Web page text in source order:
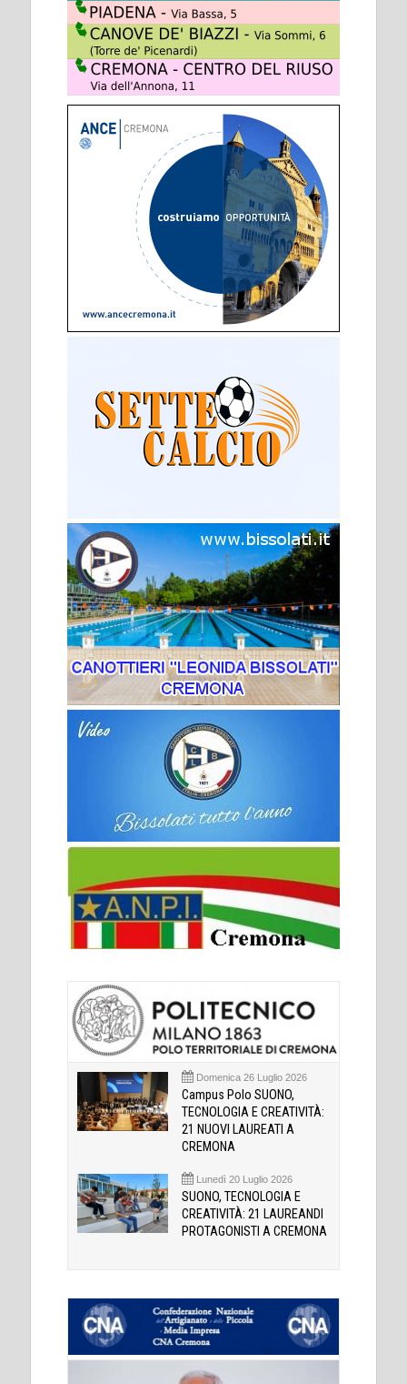
Domenica 26 Luglio 2026
Campus Polo SUONO,
TECNOLOGIA E CREATIVITÀ:
21 NUOVI LAUREATI A
CREMONA
Lunedì 20 Luglio 2026
SUONO, TECNOLOGIA E
CREATIVITÀ: 21 LAUREANDI
PROTAGONISTI A CREMONA